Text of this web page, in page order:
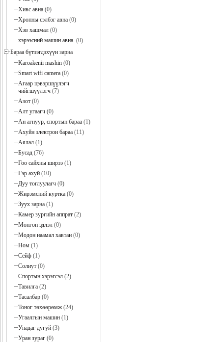
Хивс авна (0)
Хропны сэлбэг авна (0)
Хэв хашмал (0)
хэрээсний машин авна. (0)
Бараа бүтээгдэхүүн зарна
Karoakenii mashin (0)
Smart wifi camera (0)
Агаар цэвэршүүлэгч
чийгшүүлэгч (7)
Азот (0)
Алт угаагч (0)
Ан агнуур, спортын бараа (1)
Ахуйн электрон бараа (11)
Аялал (1)
Бусад (76)
Гоо сайхны ширээ (1)
Гэр ахуй (10)
Дуу тоглуулагч (0)
Жирэмсний куртка (0)
Зуух зарна (1)
Камер зургийн аппрат (2)
Мөнгөн эдлэл (0)
Модон наамал хавтан (0)
Ном (1)
Сейф (1)
Солиут (0)
Спортын хэрэгсэл (2)
Тавилга (2)
Тасалбар (0)
Тоног төхөөрөмж(24)
Угаалгын машин (1)
Унадаг дугуй (3)
Уран зураг (0)